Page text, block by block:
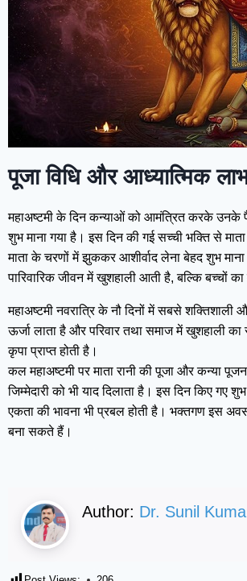
पूजा विधि और आध्यात्मिक
महाअष्टमी के दिन कन्याओं को आमंत्रित करके उनके
शुभ माना गया है। इस दिन की गई सच्ची भक्ति से
माता के चरणों में झुककर आशीर्वाद लेना बेहद शुभ
पारिवारिक जीवन में खुशहाली आती है, बल्कि बच्चों
महाअष्टमी नवरात्रि के नौ दिनों में सबसे
ऊर्जा लाता है और परिवार तथा समाज में खुशहाली का
कृपा प्राप्त होती है।
कल महाअष्टमी पर माता रानी की पूजा और कन्या
जिम्मेदारी को भी याद दिलाता है। इस दिन किए
एकता की भावना भी प्रबल होती है। भक्तगण इस
बना सकते हैं।
Author: Dr. Sunil